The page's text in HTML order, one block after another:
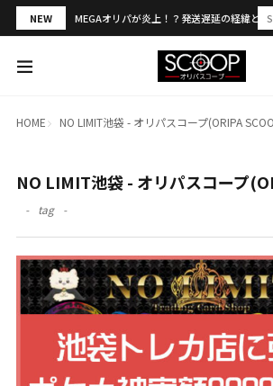
NEW MEGAオリパが炎上！？発送遅延の経緯と評
HOME NO LIMIT池袋 - オリパスコープ(ORIPA
NO LIMIT池袋 - オリパスコープ
tag